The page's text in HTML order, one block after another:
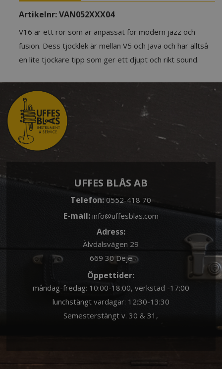
Artikelnr:VAN052XXX04
V16 är ett rör som är anpassat för modern jazz och
fusion. Dess tjocklek är mellan V5 och Java och har alltså
en lite tjockare tipp som ger ett djupt och rikt sound.
UFFES BLÅS AB
Telefon:0552-418 70
E-mail: info@uffesblas.com
Adress:
Älvdalsvägen 29
669 30 Deje
Öppettider:
måndag-fredag: 10:00-18:00, verkstad -17:00
lunchstängt vardagar: 12:30-13:30
Semesterstängt v. 30 & 31,